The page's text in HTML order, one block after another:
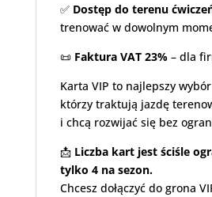
✅ Dostęp do terenu
trenować w dowolnym
📜 Faktura VAT 23%– dla
Karta VIP to najlepszy
którzy traktują jazdę
i chcą rozwijać się bez
📩 Liczba kart jest ściśle
tylko 4 na sezon.
Chcesz dołączyć do grona